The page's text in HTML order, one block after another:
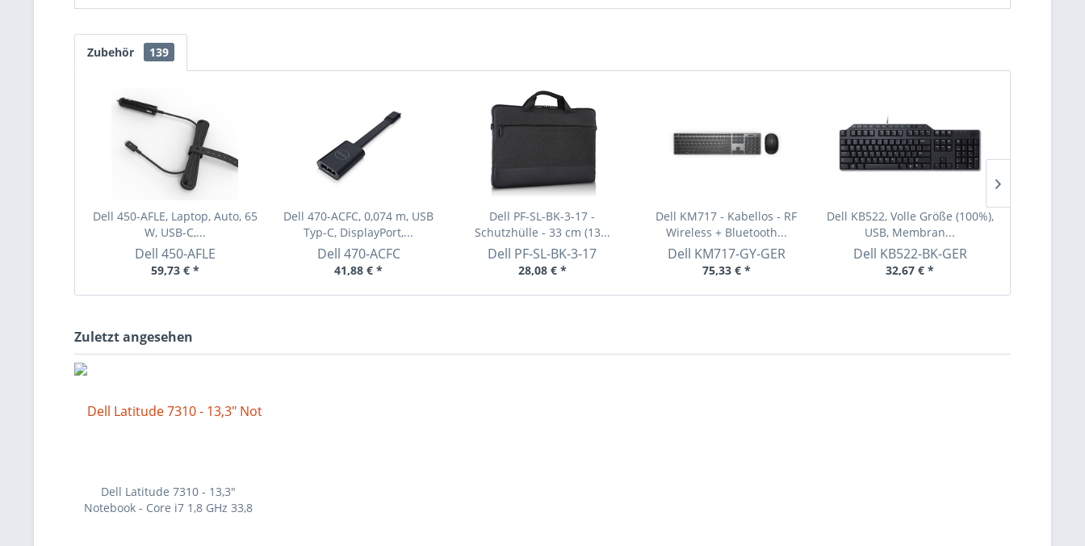
Zubehör 139
Dell 450-AFLE, Laptop, Auto, 65
W, USB-C,...
Dell 450-AFLE
59,73 € *
Dell 470-ACFC, 0,074 m, USB
Typ-C, DisplayPort,...
Dell 470-ACFC
41,88 € *
Dell PF-SL-BK-3-17 -
Schutzhülle - 33 cm (13...
Dell PF-SL-BK-3-17
28,08 € *
Dell KM717 - Kabellos - RF
Wireless + Bluetooth...
Dell KM717-GY-GER
75,33 € *
Dell KB522, Volle Größe (100%),
USB, Membran...
Dell KB522-BK-GER
32,67 € *
Zuletzt angesehen
Dell Latitude 7310 - 13,3"
Notebook - Core i7 1,8 GHz 33,8